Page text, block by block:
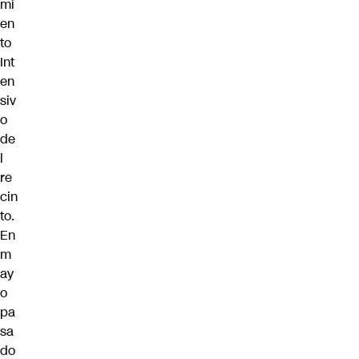
mi
en
to
Int
en
siv
o
de
l
re
cin
to.
En
m
ay
o
pa
sa
do